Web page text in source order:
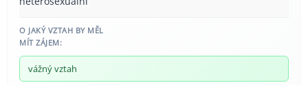
O JAKÝ VZTAH BY MĚL
MÍT ZÁJEM:
vážný vztah